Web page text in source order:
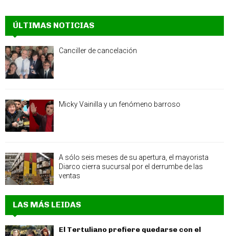
ÚLTIMAS NOTICIAS
Canciller de cancelación
Micky Vainilla y un fenómeno barroso
A sólo seis meses de su apertura, el mayorista
Diarco cierra sucursal por el derrumbe de las
ventas
LAS MÁS LEIDAS
El Tertuliano prefiere quedarse con el